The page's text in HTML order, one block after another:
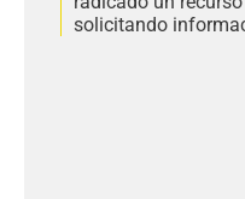
solicitando